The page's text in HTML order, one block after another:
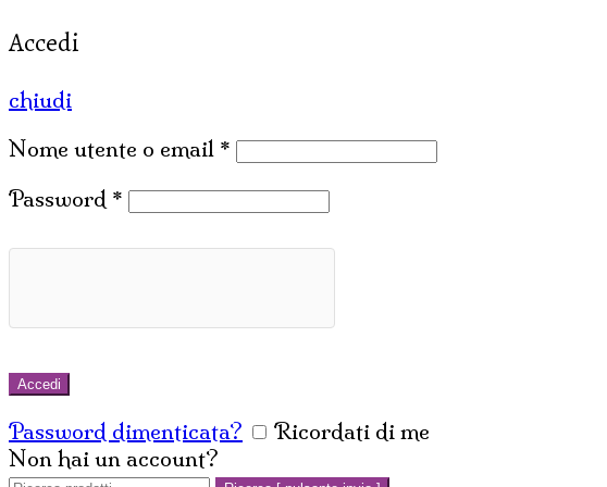
Accedi
chiudi
Nome utente o email *
Password *
Accedi
Password dimenticata?
Ricordati di me
Non hai un account?